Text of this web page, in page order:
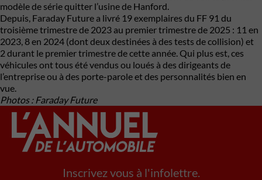
modèle de série quitter l’usine de Hanford.
Depuis, Faraday Future a livré 19 exemplaires du FF 91 du
troisième trimestre de 2023 au premier trimestre de 2025 : 11 en
2023, 8 en 2024 (dont deux destinées à des tests de collision) et
2 durant le premier trimestre de cette année. Qui plus est, ces
véhicules ont tous été vendus ou loués à des dirigeants de
l’entreprise ou à des porte-parole et des personnalités bien en
vue.
Photos : Faraday Future
Inscrivez vous à l'infolettre.